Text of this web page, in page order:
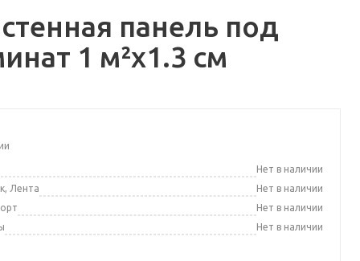
панель под
1 м²x1.3 см
Нет в наличии
Лента
Нет в наличии
Нет в наличии
Нет в наличии